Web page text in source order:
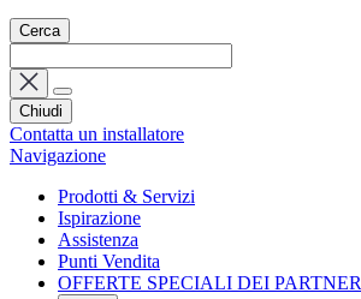
Cerca
Chiudi
Contatta un installatore
Navigazione
Prodotti & Servizi
Ispirazione
Assistenza
Punti Vendita
OFFERTE SPECIALI DEI PARTNER